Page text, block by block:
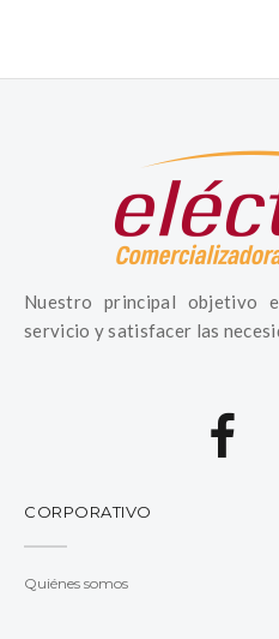
Nuestro principal objetivo
servicio y satisfacer las
CORPORATIVO
Quiénes somos